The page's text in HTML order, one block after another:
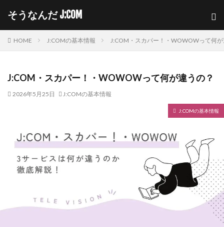
そうなんだ J:COM
HOME J:COMの基本情報 J:COM・スカパー！・WOWOWって何
J:COM・スカパー！・WOWOWって何が違うの？
2026年5月25日 J:COMの基本情報
J:COMの基本情報